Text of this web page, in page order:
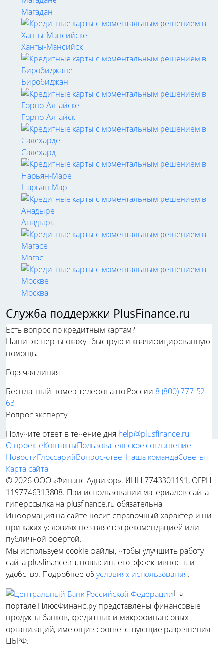
Магадан
Ханты-Мансийск
Биробиджан
Горно-Алтайск
Салехард
Нарьян-Мар
Анадырь
Магас
Москва
Служба поддержки PlusFinance.ru
Есть вопрос по кредитным картам?
Наши эксперты окажут быструю и квалифицированную
помощь.
Горячая линия
Бесплатный номер телефона по России 8 (800) 777-52-
63
Вопрос эксперту
Получите ответ в течение дня help@plusfinance.ru
О проектеКонтактыПользовательское соглашение
НовостиГлоссарийВопрос-ответНаша командаСоветы
Карта сайта
© 2026 ООО «Финанс Адвизор». ИНН 7743301191, ОГРН
1197746313808. При использовании материалов сайта
гиперссылка на plusfinance.ru обязательна.
Информация на сайте носит справочный характер и ни
при каких условиях не является рекомендацией или
публичной офертой.
Мы используем cookie файлы, чтобы улучшить работу
сайта plusfinance.ru, повысить его эффективность и
удобство. Подробнее обусловиях использования.
На
портале ПлюсФинанс.ру представлены финансовые
продукты банков, кредитных и микрофинансовых
организаций, имеющие соответствующие разрешения
ЦБРФ.